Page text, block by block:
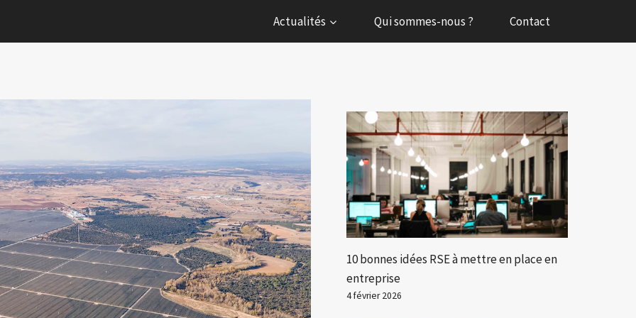
Actualités Qui sommes-nous ? Contact
10 bonnes idées RSE à mettre en place en
entreprise
4 février 2026